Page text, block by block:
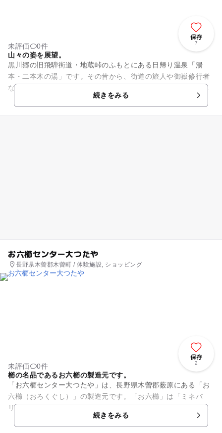
保存
7
未評価
0件
山々の姿を展望。
黒川郷の旧飛騨街道・地蔵峠のふもとにある日帰り温泉「湯
本・二本木の湯」です。その昔から、街道の旅人や御嶽修行者
などに親しまれてきました。シュワシュワの天然炭酸泉で、入
浴すると身体中に気泡が張り付...
続きをみる
お六櫛センター大つたや
長野県木曽郡木曽町 / 体験施設, ショッピング
保存
2
未評価
0件
櫛の名品であるお六櫛の製造元です。
「お六櫛センター大つたや」は、長野県木曽郡薮原にある「お
六櫛（おろくぐし）」の製造元です。「お六櫛」は「ミネバ
リ」や「ツゲ」の木を使った「梳き櫛（すきぐし）」で、県の
伝統的工芸品に指定されていま...
続きをみる